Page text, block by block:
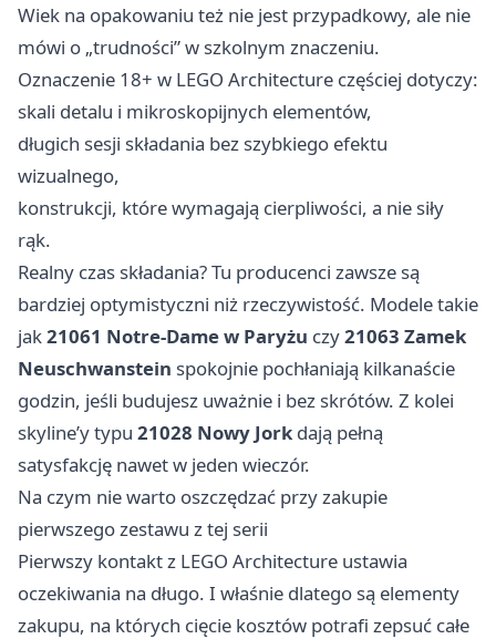
Wiek na opakowaniu też nie jest przypadkowy, ale nie
mówi o „trudności” w szkolnym znaczeniu.
Oznaczenie 18+ w LEGO Architecture częściej dotyczy:
skali detalu i mikroskopijnych elementów,
długich sesji składania bez szybkiego efektu
wizualnego,
konstrukcji, które wymagają cierpliwości, a nie siły
rąk.
Realny czas składania? Tu producenci zawsze są
bardziej optymistyczni niż rzeczywistość. Modele takie
jak21061 Notre-Dame w Paryżu czy21063 Zamek
Neuschwanstein spokojnie pochłaniają kilkanaście
godzin, jeśli budujesz uważnie i bez skrótów. Z kolei
skyline’y typu 21028 Nowy Jork dają pełną
satysfakcję nawet w jeden wieczór.
Na czym nie warto oszczędzać przy zakupie
pierwszego zestawu z tej serii
Pierwszy kontakt z LEGO Architecture ustawia
oczekiwania na długo. I właśnie dlatego są elementy
zakupu, na których cięcie kosztów potrafi zepsuć całe